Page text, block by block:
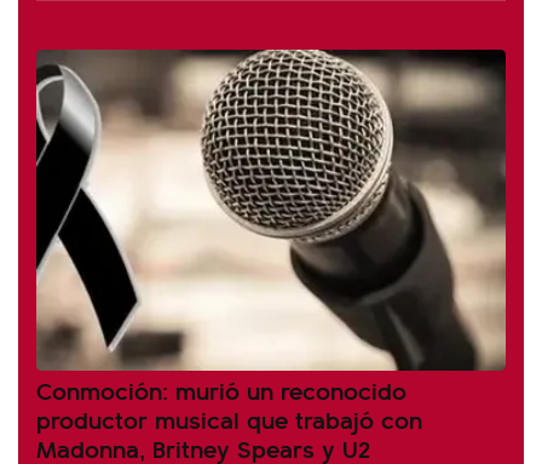
Conmoción: murió un reconocido
productor musical que trabajó con
Madonna, Britney Spears y U2